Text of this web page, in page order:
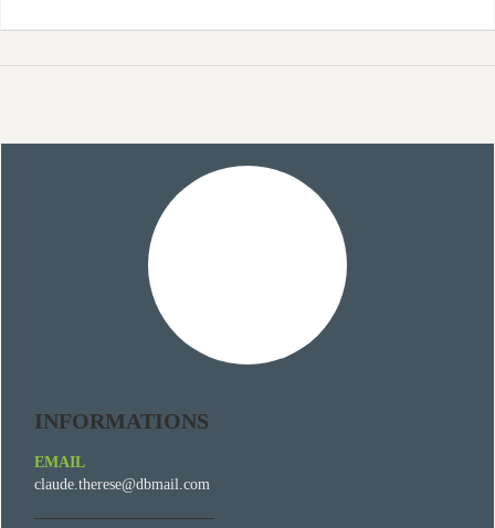
INFORMATIONS
EMAIL
claude.therese@dbmail.com